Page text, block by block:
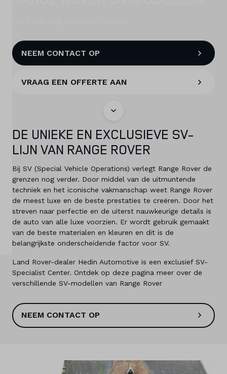
Vergelijken
Merken
Over ons
Kennis & advies
Land
Taal
NEEM CONTACT OP
VRAAG EEN OFFERTE AAN
DE UNIEKE EN EXCLUSIEVE SV-
LIJN VAN RANGE ROVER
Bij SV (Special Vehicle Operations) verlegt Range Rover de
grenzen nog verder. Door middel van de uitmuntende
techniek en het iconische vakmanschap weet Range Rover
de meest luxe en de beste prestaties te creëren. Door het
streven naar perfectie en de uiterst nauwkeurige details is
de auto van alle luxe voorzien. Er wordt gebruik gemaakt
van de beste materialen en kleuren en dit is de
belangrijkste onderscheidende factor voor SV.
Land Rover-dealer Hedin Automotive is een exclusief SV-
Specialist Center. Ontdek op deze pagina meer over de
verschillende SV-modellen van Range Rover
NEEM CONTACT OP